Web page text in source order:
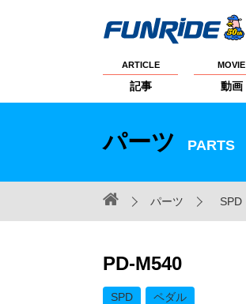
ARTICLE
記事
MOVIE
動画
パーツ PARTS
パーツ SPD
PD-M540
SPD ペダル